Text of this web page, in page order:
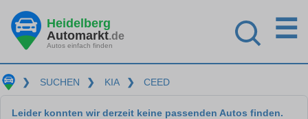
Heidelberg
Automarkt.de
Autos einfach finden
☰
❯ SUCHEN ❯ KIA ❯ CEED
Leider konnten wir derzeit keine passenden Autos finden.